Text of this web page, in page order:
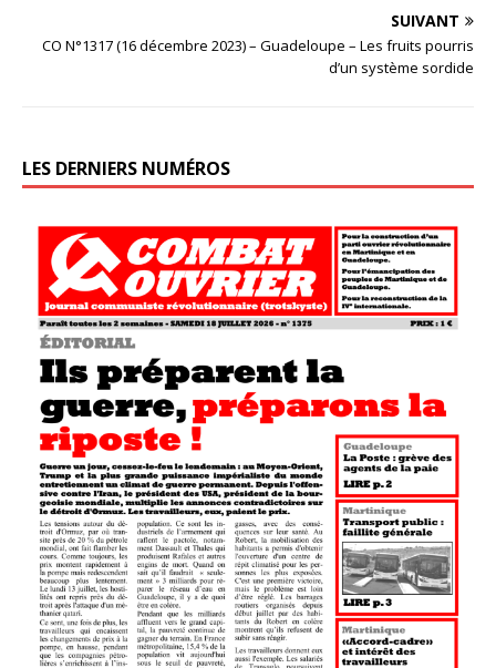
SUIVANT
CO N°1317 (16 décembre 2023) – Guadeloupe – Les fruits pourris
d’un système sordide
LES DERNIERS NUMÉROS